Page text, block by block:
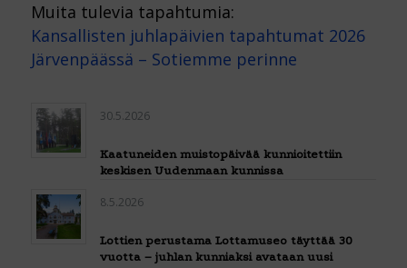
Muita tulevia tapahtumia:
Kansallisten juhlapäivien tapahtumat 2026
Järvenpäässä – Sotiemme perinne
30.5.2026
Kaatuneiden muistopäivää kunnioitettiin
keskisen Uudenmaan kunnissa
8.5.2026
Lottien perustama Lottamuseo täyttää 30
vuotta – juhlan kunniaksi avataan uusi